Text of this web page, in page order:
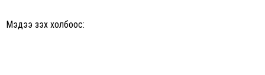
Мэдээ үзэх холбоос: